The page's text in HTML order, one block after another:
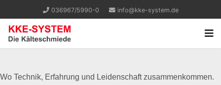
036967/5990-0 info@kke-system.de
Wo Technik, Erfahrung und Leidenschaft zusammenkommen.